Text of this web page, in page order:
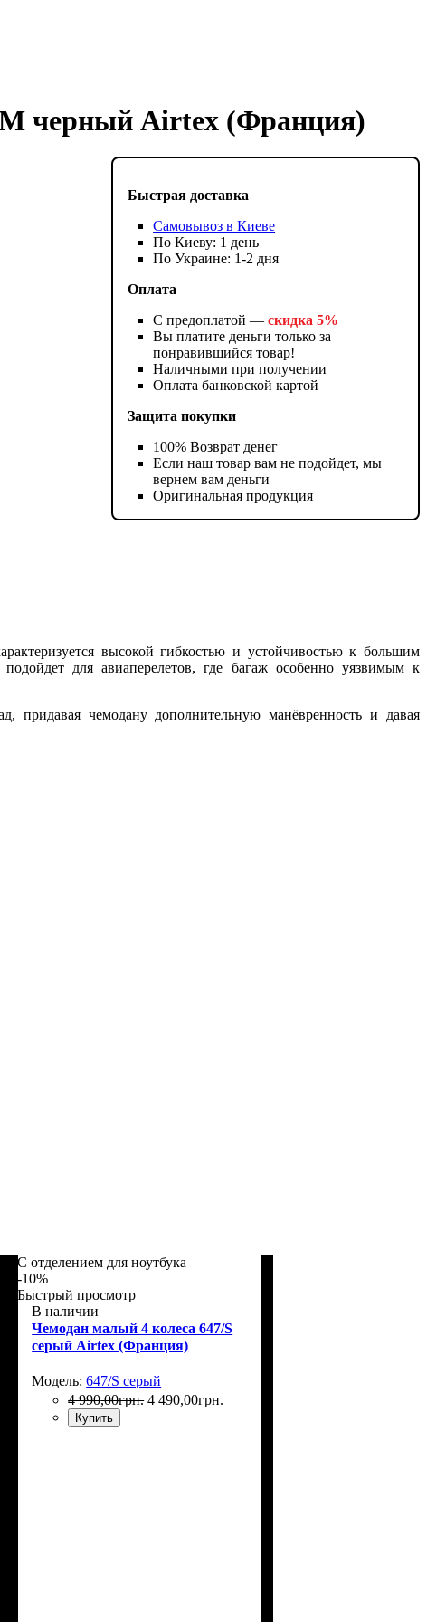
M черный Airtex (Франция)
Быстрая доставка
Самовывоз в Киеве
По Киеву: 1 день
По Украине: 1-2 дня
Оплата
С предоплатой —скидка 5%
Вы платите деньги только за
понравившийся товар!
Наличными при получении
Оплата банковской картой
Защита покупки
100% Возврат денег
Если наш товар вам не подойдет, мы
вернем вам деньги
Оригинальная продукция
высокой гибкостью и устойчивостью к большим
для авиаперелетов, где багаж особенно уязвимым к
придавая чемодану дополнительную манёвренность и давая
С отделением для ноутбука
-10%
Быстрый просмотр
В наличии
Чемодан малый 4 колеса 647/S
серый Airtex (Франция)
Модель:647/S серый
4 990,00грн. 4 490,00грн.
Купить